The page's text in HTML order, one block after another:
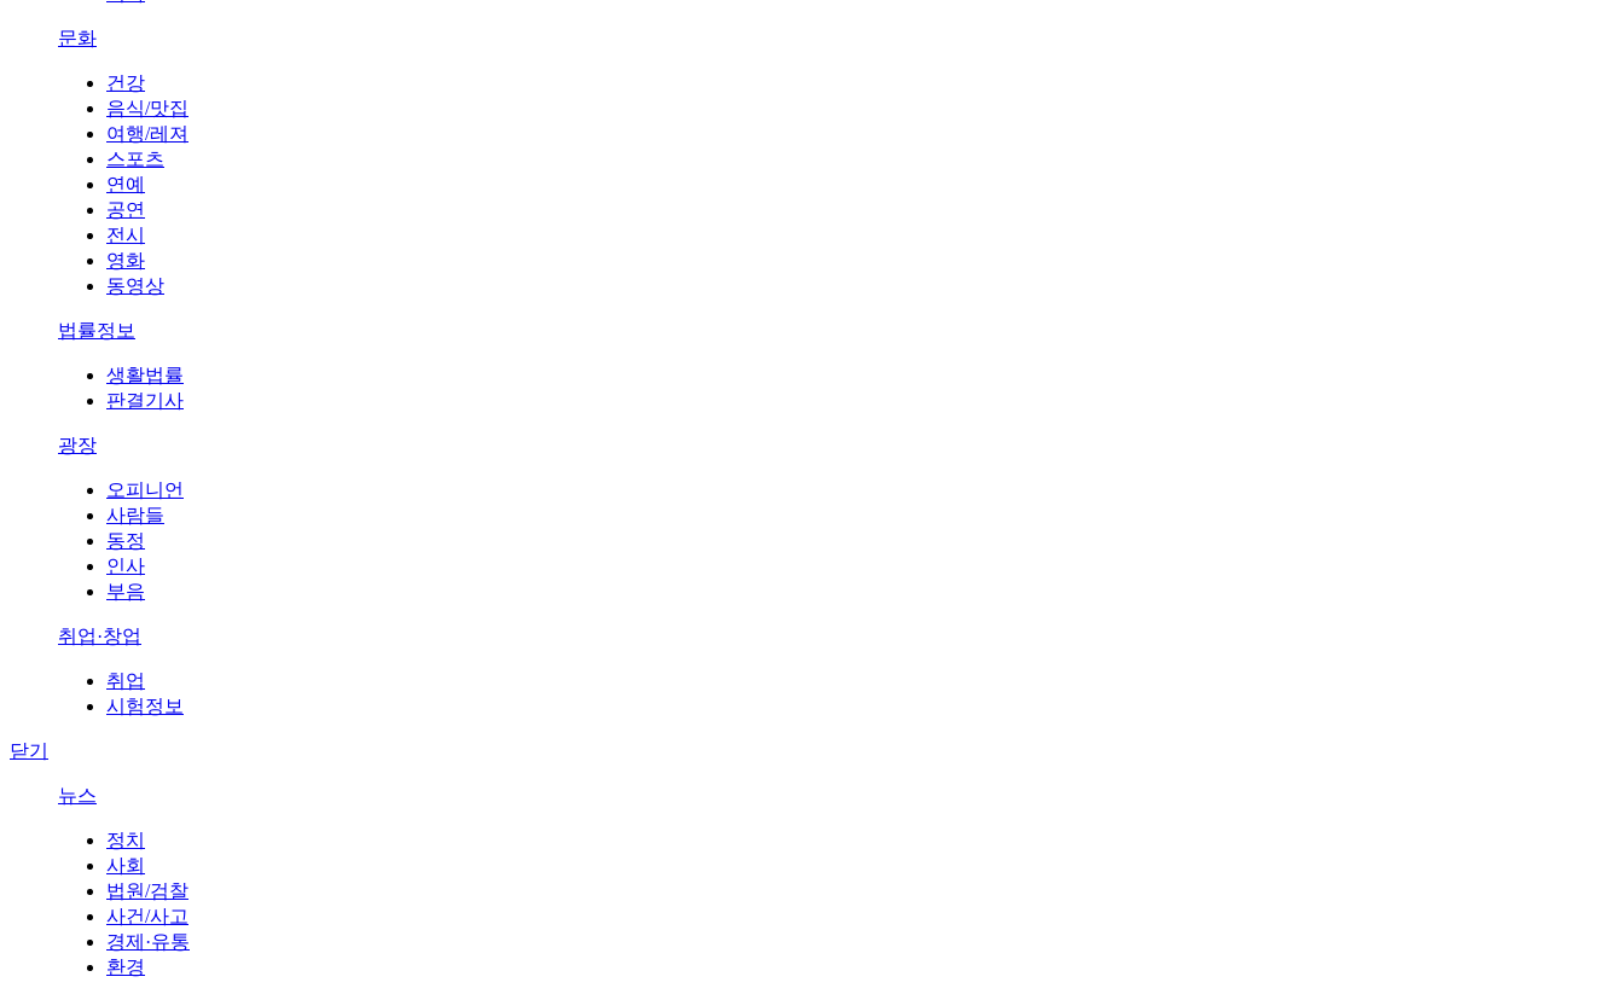
문화
건강
음식/맛집
여행/레져
스포츠
연예
공연
전시
영화
동영상
법률정보
생활법률
판결기사
광장
오피니언
사람들
동정
인사
부음
취업·창업
취업
시험정보
닫기
뉴스
정치
사회
법원/검찰
사건/사고
경제·유통
환경